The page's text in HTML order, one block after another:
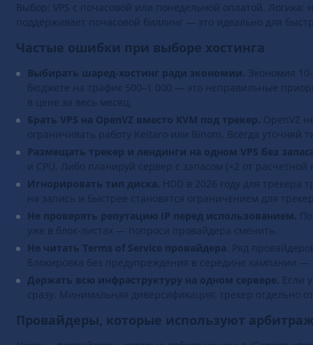
Выбор: VPS с почасовой или понедельной оплатой.
поддерживает почасовой биллинг — это идеально для
Частые ошибки при выборе хостинга
Выбирать шаред-хостинг ради экономии. Экономия
бюджете на трафик 500–1 000 — это неправильные
в цене за весь месяц.
Брать VPS на OpenVZ вместо KVM под трекер. OpenVZ
ограничивать работу Keitaro или Binom. Всегда уточняй
Размещать трекер и лендинги на одном VPS без
и CPU. Либо планируй сервер с запасом (×2 от
Игнорировать тип диска. HDD в 2026 году для трекера
на запись и быстрее становятся ограничением для
Не проверять репутацию IP перед использованием.
уже в блок-листах — попроси провайдера сменить.
Не читать Terms of Service провайдера. Ряд
Блокировка без предупреждения в середине кампании
Держать всю инфраструктуру на одном сервере. Если
сразу. Минимальная диверсификация: трекер отдельно
Провайдеры, которые используют